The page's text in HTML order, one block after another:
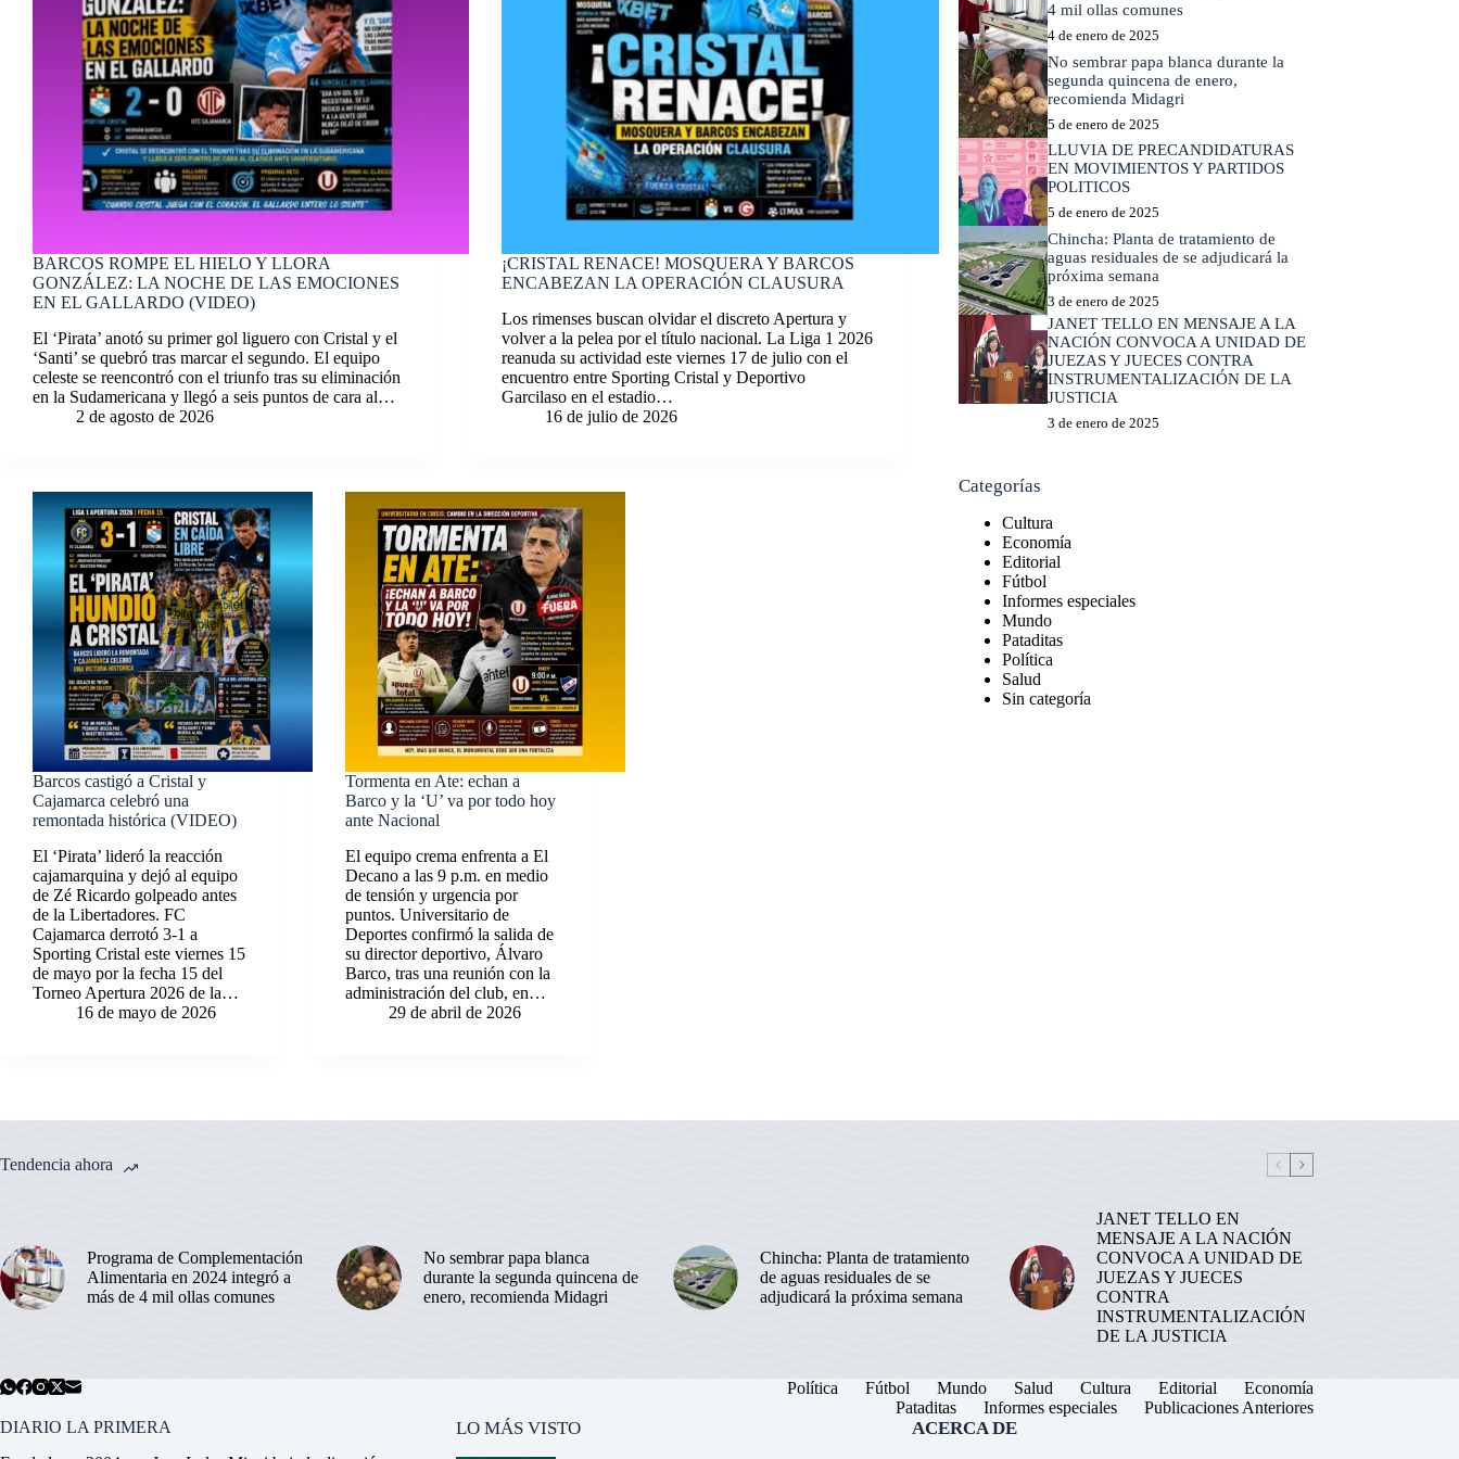
BARCOS ROMPE EL HIELO Y LLORA
GONZÁLEZ: LA NOCHE DE LAS EMOCIONES
EN EL GALLARDO (VIDEO)
El ‘Pirata’ anotó su primer gol liguero con Cristal y el
‘Santi’ se quebró tras marcar el segundo. El equipo
celeste se reencontró con el triunfo tras su eliminación
en la Sudamericana y llegó a seis puntos de cara al…
2 de agosto de 2026
¡CRISTAL RENACE! MOSQUERA Y BARCOS
ENCABEZAN LA OPERACIÓN CLAUSURA
Los rimenses buscan olvidar el discreto Apertura y
volver a la pelea por el título nacional. La Liga 1 2026
reanuda su actividad este viernes 17 de julio con el
encuentro entre Sporting Cristal y Deportivo
Garcilaso en el estadio…
16 de julio de 2026
Barcos castigó a Cristal y
Cajamarca celebró una
remontada histórica (VIDEO)
El ‘Pirata’ lideró la reacción
cajamarquina y dejó al equipo
de Zé Ricardo golpeado antes
de la Libertadores. FC
Cajamarca derrotó 3-1 a
Sporting Cristal este viernes 15
de mayo por la fecha 15 del
Torneo Apertura 2026 de la…
16 de mayo de 2026
Tormenta en Ate: echan a
Barco y la ‘U’ va por todo hoy
ante Nacional
El equipo crema enfrenta a El
Decano a las 9 p.m. en medio
de tensión y urgencia por
puntos. Universitario de
Deportes confirmó la salida de
su director deportivo, Álvaro
Barco, tras una reunión con la
administración del club, en…
29 de abril de 2026
4 mil ollas comunes
4 de enero de 2025
No sembrar papa blanca durante la
segunda quincena de enero,
recomienda Midagri
5 de enero de 2025
LLUVIA DE PRECANDIDATURAS
EN MOVIMIENTOS Y PARTIDOS
POLITICOS
5 de enero de 2025
Chincha: Planta de tratamiento de
aguas residuales de se adjudicará la
próxima semana
3 de enero de 2025
JANET TELLO EN MENSAJE A LA
NACIÓN CONVOCA A UNIDAD DE
JUEZAS Y JUECES CONTRA
INSTRUMENTALIZACIÓN DE LA
JUSTICIA
3 de enero de 2025
Categorías
Cultura
Economía
Editorial
Fútbol
Informes especiales
Mundo
Pataditas
Política
Salud
Sin categoría
Tendencia ahora
Programa de Complementación
Alimentaria en 2024 integró a
más de 4 mil ollas comunes
No sembrar papa blanca
durante la segunda quincena de
enero, recomienda Midagri
Chincha: Planta de tratamiento
de aguas residuales de se
adjudicará la próxima semana
JANET TELLO EN
MENSAJE A LA NACIÓN
CONVOCA A UNIDAD DE
JUEZAS Y JUECES
CONTRA
INSTRUMENTALIZACIÓN
DE LA JUSTICIA
Política Fútbol Mundo Salud Cultura Editorial
Economía
Pataditas
Informes especiales
Publicaciones Anteriores
DIARIO LA PRIMERA
LO MÁS VISTO ACERCA DE